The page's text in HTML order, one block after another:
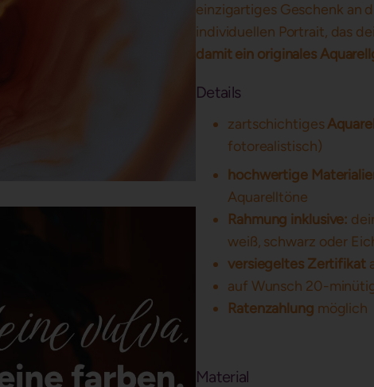
einzigartiges Geschenk an
individuellen Portrait, das
damit ein originales
Details
zartschichtiges
fotorealistisch)
hochwertige
Aquarelltöne
Rahmung inklusive:
weiß, schwarz oder
versiegeltes Zertifikat
auf Wunsch 20-
Ratenzahlung möglich
Material